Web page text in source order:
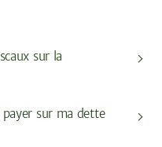
sur la
sur ma dette